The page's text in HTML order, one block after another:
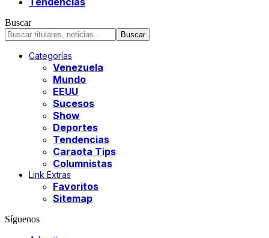
Buscar
Categorías
Venezuela
Mundo
EEUU
Sucesos
Show
Deportes
Tendencias
Caraota Tips
Columnistas
Link Extras
Favoritos
Sitemap
Síguenos